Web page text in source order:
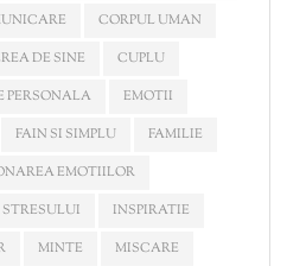
CORPUL UMAN
DE SINE
CUPLU
PERSONALA
EMOTII
FAIN SI SIMPLU
FAMILIE
EMOTIILOR
INSPIRATIE
MINTE
MISCARE